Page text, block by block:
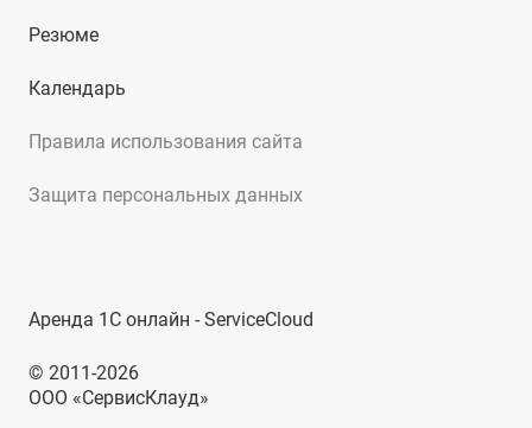
Правила использования сайта
Защита персональных данных
Резюме
Календарь
Аренда 1С онлайн - ServiceCloud
© 2011-2026
ООО «СервисКлауд»